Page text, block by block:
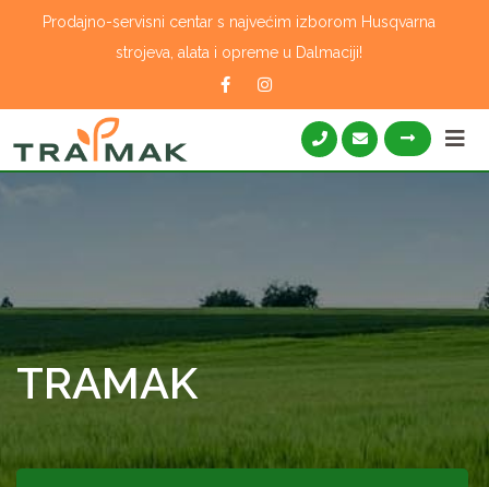
Prodajno-servisni centar s najvećim izborom Husqvarna
strojeva, alata i opreme u Dalmaciji!
TRAMAK